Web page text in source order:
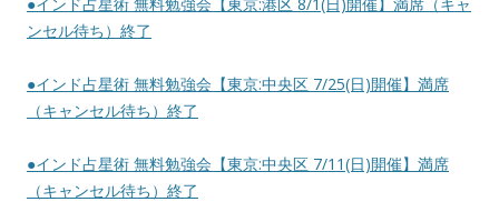
ンセル待ち）終了
●インド占星術 無料勉強会【東京:中央区 7/25(日)開催】満席
（キャンセル待ち）終了
●インド占星術 無料勉強会【東京:中央区 7/11(日)開催】満席
（キャンセル待ち）終了